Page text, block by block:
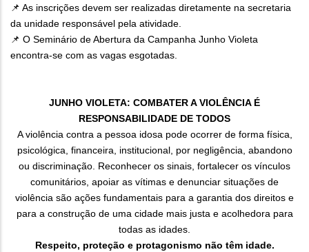
📌 As inscrições devem ser realizadas diretamente na secretaria
da unidade responsável pela atividade.
📌 O Seminário de Abertura da Campanha Junho Violeta
encontra-se com as vagas esgotadas.
JUNHO VIOLETA: COMBATER A VIOLÊNCIA É
RESPONSABILIDADE DE TODOS
A violência contra a pessoa idosa pode ocorrer de forma física,
psicológica, financeira, institucional, por negligência, abandono
ou discriminação. Reconhecer os sinais, fortalecer os vínculos
comunitários, apoiar as vítimas e denunciar situações de
violência são ações fundamentais para a garantia dos direitos e
para a construção de uma cidade mais justa e acolhedora para
todas as idades.
Respeito, proteção e protagonismo não têm idade.